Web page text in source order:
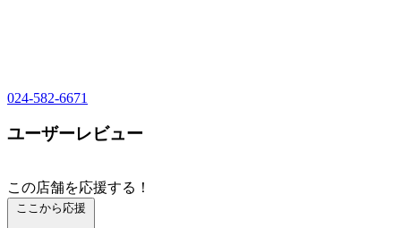
024-582-6671
ユーザーレビュー
この店舗を応援する！
ここから応援